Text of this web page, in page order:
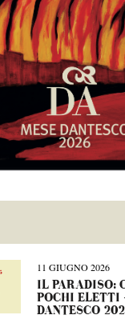
11 GIUGNO 2026
IL PARADISO:
POCHI ELETTI
DANTESCO